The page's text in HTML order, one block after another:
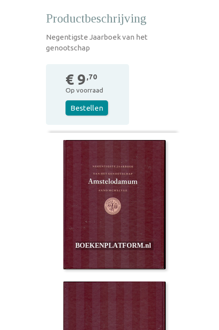
Productbeschrijving
Negentigste Jaarboek van het
genootschap
€ 9 ,70
Op voorraad
Bestellen